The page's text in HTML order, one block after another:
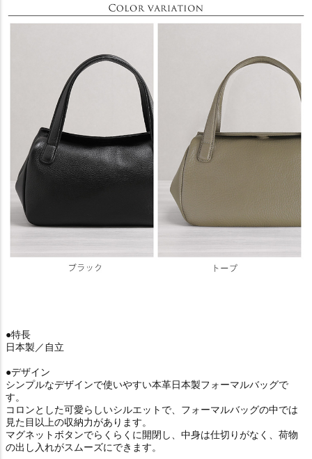
●特長
日本製／自立
●デザイン
シンプルなデザインで使いやすい本革日本製フォーマルバッグで
す。
コロンとした可愛らしいシルエットで、フォーマルバッグの中では
見た目以上の収納力があります。
マグネットボタンでらくらくに開閉し、中身は仕切りがなく、荷物
の出し入れがスムーズにできます。